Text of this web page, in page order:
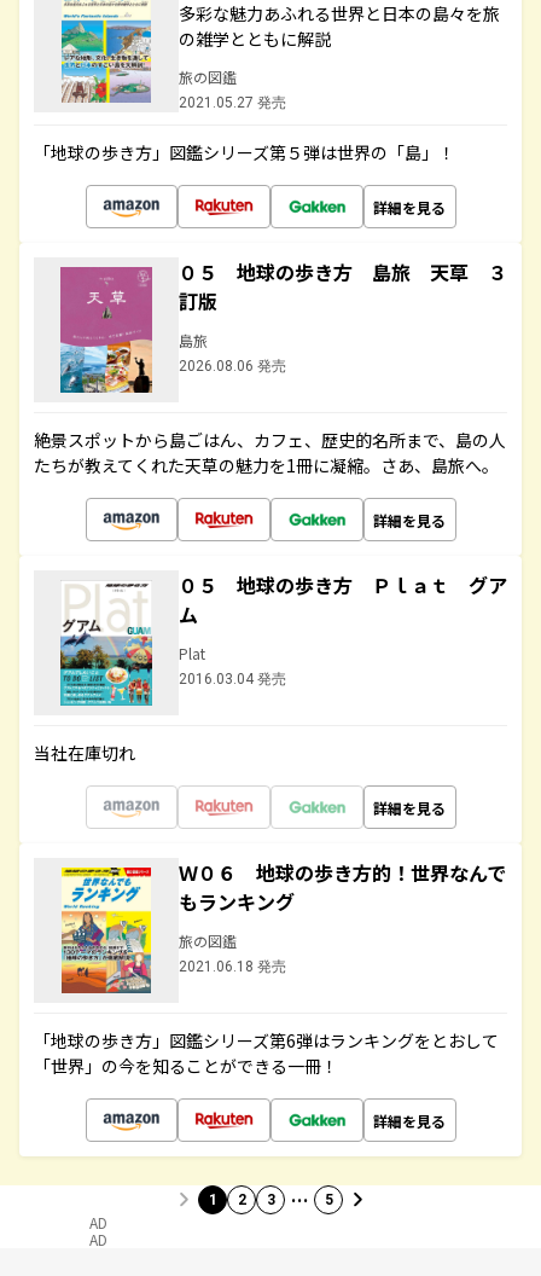
多彩な魅力あふれる世界と日本の島々を旅
の雑学とともに解説
旅の図鑑
2021.05.27 発売
「地球の歩き方」図鑑シリーズ第５弾は世界の「島」！
詳細を見る
０５ 地球の歩き方 島旅 天草 ３
訂版
島旅
2026.08.06 発売
絶景スポットから島ごはん、カフェ、歴史的名所まで、島の人
たちが教えてくれた天草の魅力を1冊に凝縮。さあ、島旅へ。
詳細を見る
０５ 地球の歩き方 Ｐｌａｔ グア
ム
Plat
2016.03.04 発売
当社在庫切れ
詳細を見る
Ｗ０６ 地球の歩き方的！世界なんで
もランキング
旅の図鑑
2021.06.18 発売
「地球の歩き方」図鑑シリーズ第6弾はランキングをとおして
「世界」の今を知ることができる一冊！
詳細を見る
1 2 3 … 5
AD
AD